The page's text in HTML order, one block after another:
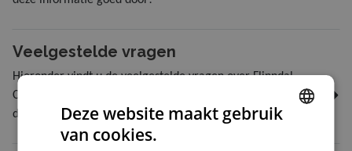
Veelgestelde vragen
Hieronder vindt u de veelgestelde vragen over Flinndal
Cholesterol. Staat uw vraag er niet tussen? Stel deze dan
door op het tabblad stel een vraag te klikken aan de
onderkant van deze pagina. Hier vindt u ook alle vragen die
Deze website maakt gebruik
van cookies.